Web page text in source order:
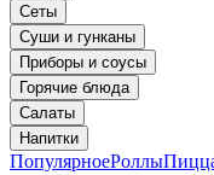
Сеты
Суши и гунканы
Приборы и соусы
Горячие блюда
Салаты
Напитки
ПопулярноеРоллы